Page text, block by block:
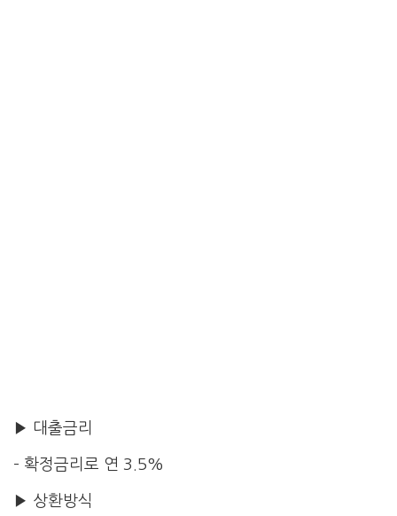
▶ 대출금리
– 확정금리로 연 3.5%
▶ 상환방식